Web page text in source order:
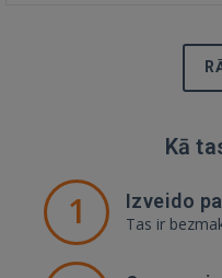
Kā
1 Izveido
Tas ir